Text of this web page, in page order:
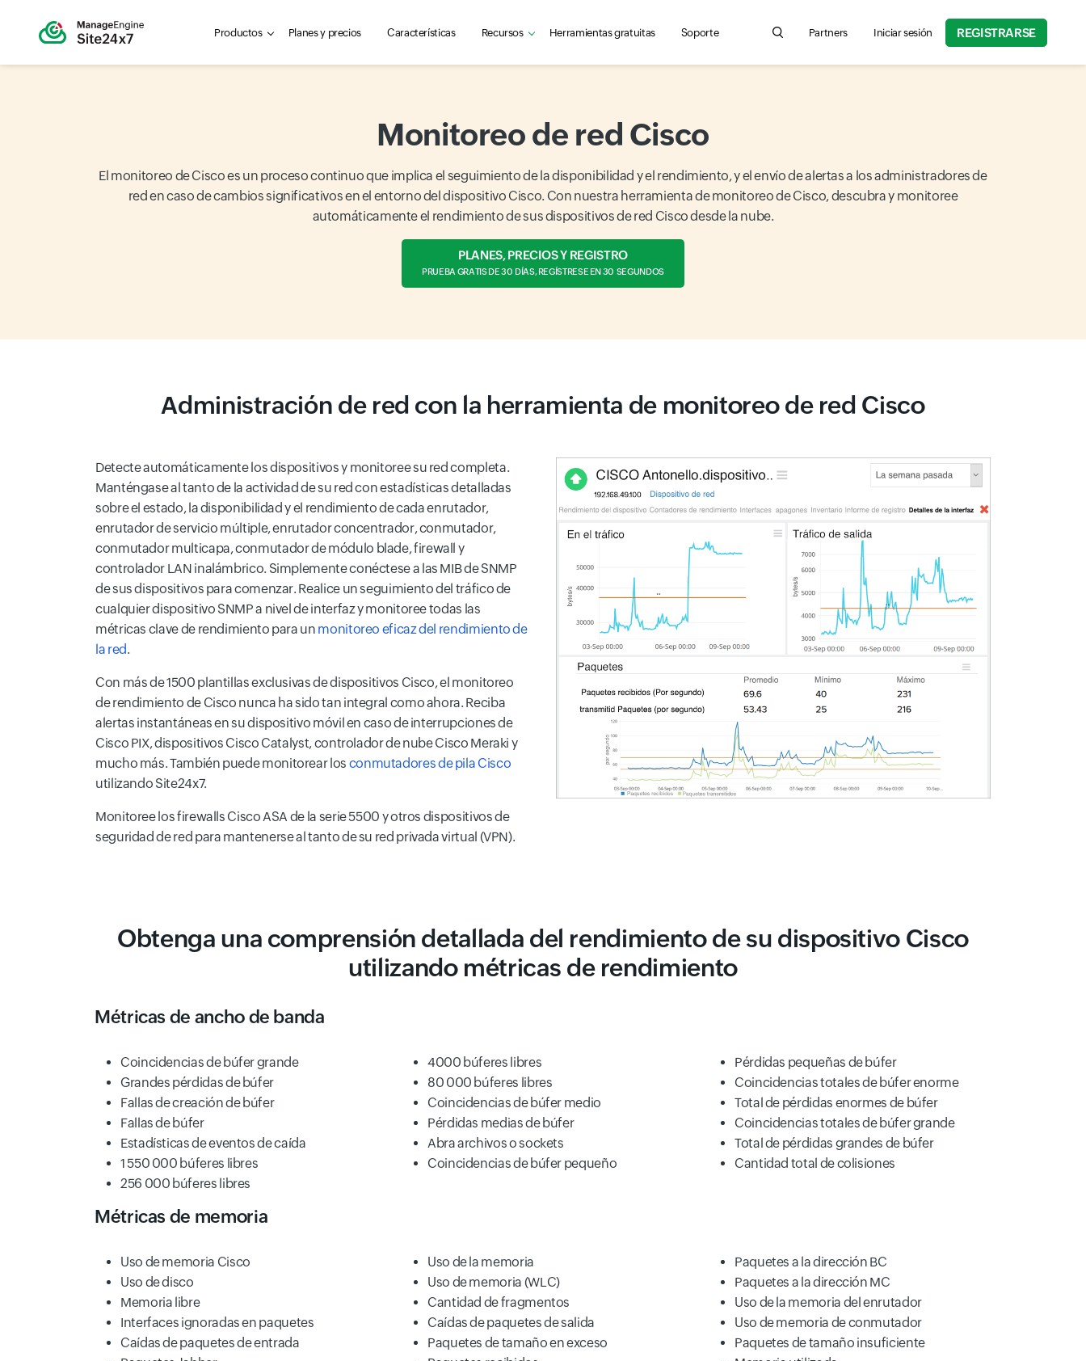
Productos Planes y precios Características Recursos Herramientas gratuitas Soporte Search for product information, help articles, and
Partners Iniciar sesión REGISTRARSE
Monitoreo de red Cisco
El monitoreo de Cisco es un proceso continuo que implica el seguimiento de la disponibilidad y el rendimiento, y el envío de alertas a los administradores de
red en caso de cambios significativos en el entorno del dispositivo Cisco. Con nuestra herramienta de monitoreo de Cisco, descubra y monitoree
automáticamente el rendimiento de sus dispositivos de red Cisco desde la nube.
PLANES, PRECIOS Y REGISTRO
PRUEBA GRATIS DE 30 DÍAS, REGÍSTRESE EN 30 SEGUNDOS
Administración de red con la herramienta de monitoreo de red Cisco
Detecte automáticamente los dispositivos y monitoree su red completa.
Manténgase al tanto de la actividad de su red con estadísticas detalladas
sobre el estado, la disponibilidad y el rendimiento de cada enrutador,
enrutador de servicio múltiple, enrutador concentrador, conmutador,
conmutador multicapa, conmutador de módulo blade, firewall y
controlador LAN inalámbrico. Simplemente conéctese a las MIB de SNMP
de sus dispositivos para comenzar. Realice un seguimiento del tráfico de
cualquier dispositivo SNMP a nivel de interfaz y monitoree todas las
métricas clave de rendimiento para un monitoreo eficaz del rendimiento de
la red.
Con más de 1500 plantillas exclusivas de dispositivos Cisco, el monitoreo
de rendimiento de Cisco nunca ha sido tan integral como ahora. Reciba
alertas instantáneas en su dispositivo móvil en caso de interrupciones de
Cisco PIX, dispositivos Cisco Catalyst, controlador de nube Cisco Meraki y
mucho más. También puede monitorear los conmutadores de pila Cisco
utilizando Site24x7.
Monitoree los firewalls Cisco ASA de la serie 5500 y otros dispositivos de
seguridad de red para mantenerse al tanto de su red privada virtual (VPN).
Obtenga una comprensión detallada del rendimiento de su dispositivo Cisco
utilizando métricas de rendimiento
Métricas de ancho de banda
Coincidencias de búfer grande
Grandes pérdidas de búfer
Fallas de creación de búfer
Fallas de búfer
Estadísticas de eventos de caída
1 550 000 búferes libres
256 000 búferes libres
4000 búferes libres
80 000 búferes libres
Coincidencias de búfer medio
Pérdidas medias de búfer
Abra archivos o sockets
Coincidencias de búfer pequeño
Pérdidas pequeñas de búfer
Coincidencias totales de búfer enorme
Total de pérdidas enormes de búfer
Coincidencias totales de búfer grande
Total de pérdidas grandes de búfer
Cantidad total de colisiones
Métricas de memoria
Uso de memoria Cisco
Uso de disco
Memoria libre
Interfaces ignoradas en paquetes
Caídas de paquetes de entrada
Uso de la memoria
Uso de memoria (WLC)
Cantidad de fragmentos
Caídas de paquetes de salida
Paquetes de tamaño en exceso
Paquetes a la dirección BC
Paquetes a la dirección MC
Uso de la memoria del enrutador
Uso de memoria de conmutador
Paquetes de tamaño insuficiente